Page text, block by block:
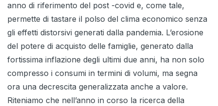
anno di riferimento del post -covid e, come tale,
permette di tastare il polso del clima economico senza
gli effetti distorsivi generati dalla pandemia. L’erosione
del potere di acquisto delle famiglie, generato dalla
fortissima inflazione degli ultimi due anni, ha non solo
compresso i consumi in termini di volumi, ma segna
ora una decrescita generalizzata anche a valore.
Riteniamo che nell’anno in corso la ricerca della